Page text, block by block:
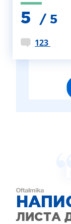
5 / 5
123
ЛИСТА